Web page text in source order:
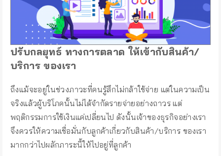
ปรับกลยุทธ์ ทางการตลาด ให้เข้ากับสินค้า/
บริการ ของเรา
ถึงแม้จะอยู่ในช่วงภาวะที่คนรู้สึกไม่กล้าใช้จ่าย แต่ในความเป็น
จริงแล้วผู้บริโภคนั้นไม่ได้จำกัดรายจ่ายอย่างถาวร แต่
พฤติกรรมการใช้เงินแค่เปลี่ยนไป ดังนั้นเจ้าของธุรกิจอย่างเรา
จึงควรให้ความเชื่อมั่นกับลูกค้าเกี่ยวกับสินค้า/บริการ ของเรา
มากกว่าไปผลักภาระนี้ให้ไปอยู่ที่ลูกค้า